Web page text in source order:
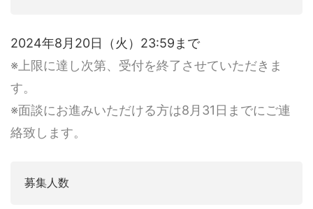
2024年8月20日（火）23:59まで
※上限に達し次第、受付を終了させていただきま
す。
※面談にお進みいただける方は8月31日までにご連
絡致します。
募集人数